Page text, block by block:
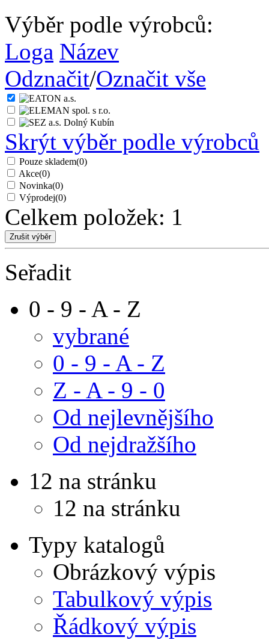
Výběr podle výrobců:
Loga Název
Odznačit/Označit vše
Skrýt výběr podle výrobců
Pouze skladem(0)
Akce(0)
Novinka(0)
Výprodej(0)
Celkem položek: 1
Seřadit
0 - 9 - A - Z
vybrané
0 - 9 - A - Z
Z - A - 9 - 0
Od nejlevnějšího
Od nejdražšího
12 na stránku
12 na stránku
Typy katalogů
Obrázkový výpis
Tabulkový výpis
Řádkový výpis